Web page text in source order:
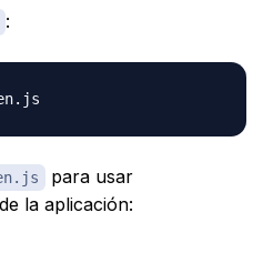
:
para usar
la aplicación: